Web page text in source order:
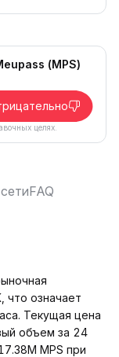
(MPS)
целях.
FAQ
что означает
Текущая цена
объем за 24
MPS при